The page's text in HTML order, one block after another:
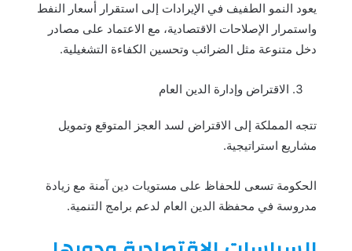
يعود النمو الطفيف في الإيرادات إلى استقرار أسعار النفط
واستمرار الإصلاحات الاقتصادية، مع الاعتماد على مصادر
دخل متنوعة مثل الضرائب وتحسين الكفاءة التشغيلية.
الاقتراض وإدارة الدين العام
تتجه المملكة إلى الاقتراض لسد العجز المتوقع وتمويل
مشاريع استراتيجية.
الحكومة تسعى للحفاظ على مستويات دين آمنة مع زيادة
مدروسة في محفظة الدين العام لدعم برامج التنمية.